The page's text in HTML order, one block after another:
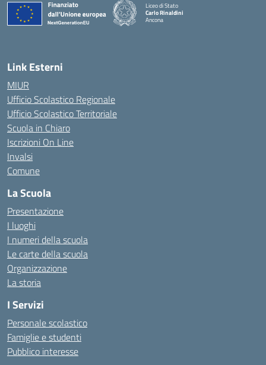
Liceo di Stato
Carlo Rinaldini
Ancona
Link Esterni
MIUR
Ufficio Scolastico Regionale
Ufficio Scolastico Territoriale
Scuola in Chiaro
Iscrizioni On Line
Invalsi
Comune
La Scuola
Presentazione
I luoghi
I numeri della scuola
Le carte della scuola
Organizzazione
La storia
I Servizi
Personale scolastico
Famiglie e studenti
Pubblico interesse